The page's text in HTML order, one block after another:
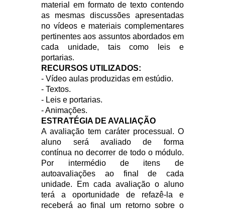
material em formato de texto contendo
as mesmas discussões apresentadas
no vídeos e materiais complementares
pertinentes aos assuntos abordados em
cada unidade, tais como leis e
portarias.
RECURSOS UTILIZADOS:
- Vídeo aulas produzidas em estúdio.
- Textos.
- Leis e portarias.
- Animações.
ESTRATÉGIA DE AVALIAÇÃO
A avaliação tem caráter processual. O
aluno será avaliado de forma
contínua no decorrer de todo o módulo.
Por intermédio de itens de
autoavaliações ao final de cada
unidade. Em cada avaliação o aluno
terá a oportunidade de refazê-la e
receberá ao final um retorno sobre o